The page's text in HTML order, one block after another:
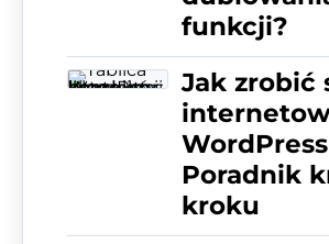
funkcji?
Jak zrobić
Poradnik
kroku